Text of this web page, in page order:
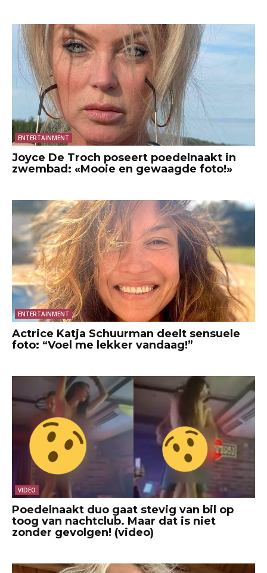
ENTERTAINMENT
Joyce De Troch poseert poedelnaakt in
zwembad: «Mooie en gewaagde foto!»
ENTERTAINMENT
Actrice Katja Schuurman deelt sensuele
foto: “Voel me lekker vandaag!”
VIDEO
Poedelnaakt duo gaat stevig van bil op
toog van nachtclub. Maar dat is niet
zonder gevolgen! (video)